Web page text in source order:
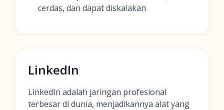
cerdas, dan dapat diskalakan
LinkedIn
LinkedIn adalah jaringan profesional
terbesar di dunia, menjadikannya alat yang